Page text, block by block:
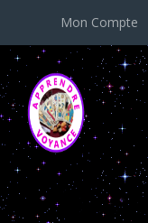
Mon Compte